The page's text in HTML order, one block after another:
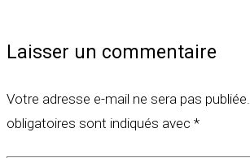
Laisser un commentaire
Votre adresse e-mail ne sera pas publiée.
obligatoires sont indiqués avec *